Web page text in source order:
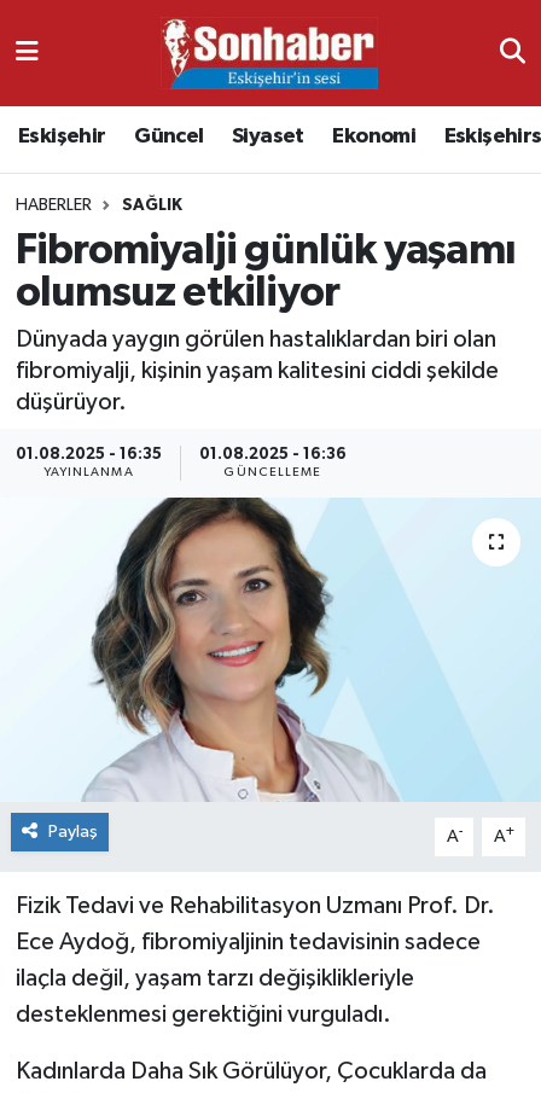
Eskişehir Güncel Siyaset Ekonomi
HABERLER SAĞLIK
Fibromiyalji günlük yaşamı
olumsuz etkiliyor
Dünyada yaygın görülen hastalıklardan biri olan
fibromiyalji, kişinin yaşam kalitesini ciddi şekilde
düşürüyor.
01.08.2025 - 16:35
YAYINLANMA
01.08.2025 - 16:36
GÜNCELLEME
Paylaş A- A+
Fizik Tedavi ve Rehabilitasyon Uzmanı Prof. Dr.
Ece Aydoğ, fibromiyaljinin tedavisinin sadece
ilaçla değil, yaşam tarzı değişiklikleriyle
desteklenmesi gerektiğini vurguladı.
Kadınlarda Daha Sık Görülüyor, Çocuklarda da
Ekonomi
Kültür & Sanat
Magazin
Resmi İlanlar
Siyaset
Spor
Nöbetçi Eczaneler
Namaz Vakitleri
Trafik Durumu
Süper Lig Puan Durumu ve Fikstür
Tüm Manşetler
Son Dakika Haberleri
Haber Arşivi